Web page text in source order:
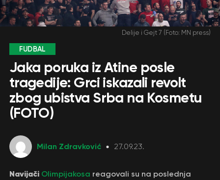
Delije i Gejt 7 (Foto: MN press)
FUDBAL
Jaka poruka iz Atine posle
tragedije: Grci iskazali revolt
zbog ubistva Srba na Kosmetu
(FOTO)
Milan Zdravković 27.09.23.
Navijači Olimpijakosa reagovali su na poslednja